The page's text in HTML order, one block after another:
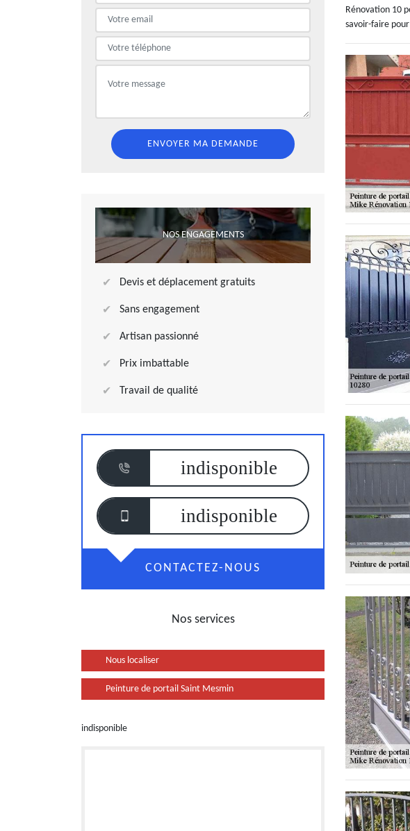
NOS ENGAGEMENTS
Devis et déplacement gratuits
Sans engagement
Artisan passionné
Prix imbattable
Travail de qualité
indisponible
indisponible
CONTACTEZ-NOUS
Nos services
Nous localiser
Peinture de portail Saint Mesmin
indisponible
Rénovation 10
savoir-faire